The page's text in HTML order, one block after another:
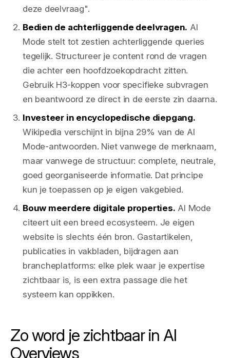
deze deelvraag".
Bedien de achterliggende deelvragen. AI
Mode stelt tot zestien achterliggende queries
tegelijk. Structureer je content rond de vragen
die achter een hoofdzoekopdracht zitten.
Gebruik H3-koppen voor specifieke subvragen
en beantwoord ze direct in de eerste zin daarna.
Investeer in encyclopedische diepgang.
Wikipedia verschijnt in bijna 29% van de AI
Mode-antwoorden. Niet vanwege de merknaam,
maar vanwege de structuur: complete, neutrale,
goed georganiseerde informatie. Dat principe
kun je toepassen op je eigen vakgebied.
Bouw meerdere digitale properties. AI Mode
citeert uit een breed ecosysteem. Je eigen
website is slechts één bron. Gastartikelen,
publicaties in vakbladen, bijdragen aan
brancheplatforms: elke plek waar je expertise
zichtbaar is, is een extra passage die het
systeem kan oppikken.
Zo word je zichtbaar in AI
Overviews